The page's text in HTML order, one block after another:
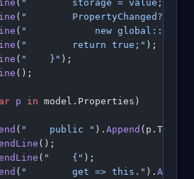
( "        storage = value;"
( "
( "            new
( "        return true;" );
( "    }" );
();
p in model.Properties)
( "    public " ). Append
();
( "    {" );
( "        get => this." ). Append